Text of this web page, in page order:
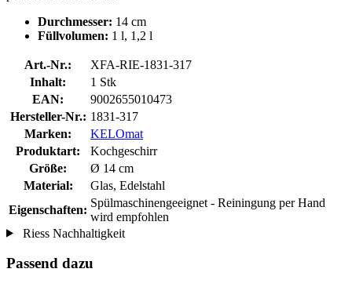
Durchmesser: 14 cm
Füllvolumen: 1 l, 1,2 l
Art.-Nr.:
XFA-RIE-1831-317
Inhalt:
1 Stk
EAN:
9002655010473
Hersteller-Nr.: 1831-317
Marken:
KELOmat
Produktart:
Kochgeschirr
Größe:
Ø 14 cm
Material:
Glas, Edelstahl
Eigenschaften:
Spülmaschinengeeignet - Reiningung per Hand
wird empfohlen
Riess Nachhaltigkeit
Passend dazu